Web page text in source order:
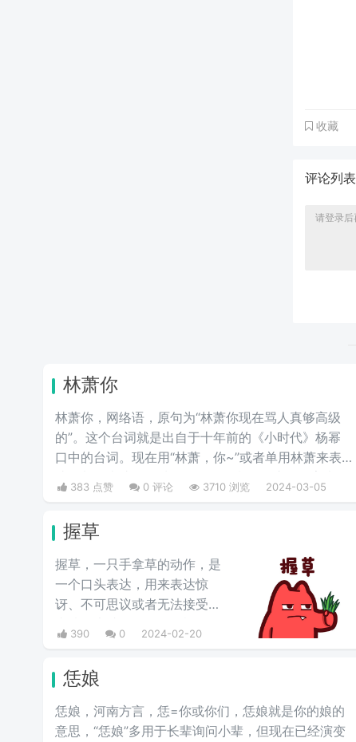
收藏
评论列表
林萧你
林萧你，网络语，原句为“林萧你现在骂人真够高级
的”。这个台词就是出自于十年前的《小时代》杨幂
口中的台词。现在用“林萧，你~”或者单用林萧来表
达，都是表达的一种阴阳怪气的意思。这三个字表示
别人在对于某件事情评判的时候运用的非常巧妙，就
383 点赞 0 评论 3710 浏览 2024-03-05
握草
握草，一只手拿草的动作，是
一个口头表达，用来表达惊
讶、不可思议或者无法接受的
并不是骂人的意思。
390 0 2024-02-20
恁娘
恁娘，河南方言，恁=你或你们，恁娘就是你的娘的
意思，“恁娘”多用于长辈询问小辈，但现在已经演变